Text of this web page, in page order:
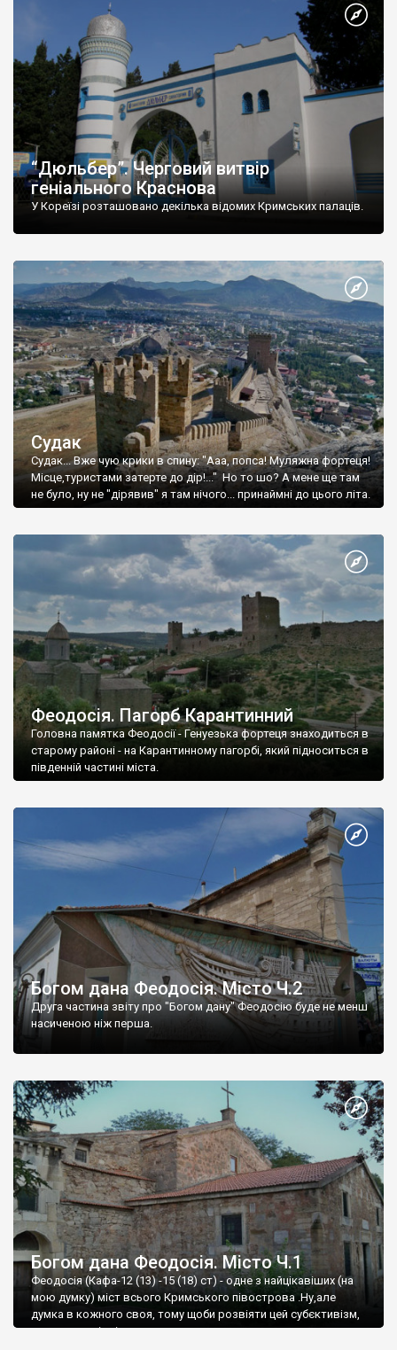
“Дюльбер”. Черговий витвір
геніального Краснова
У Кореїзі розташовано декілька відомих Кримських палаців.
Судак
Судак... Вже чую крики в спину: "Ааа, попса! Муляжна фортеця!
Місце,туристами затерте до дір!..." Но то шо? А мене ще там
не було, ну не "дірявив" я там нічого... принаймні до цього літа.
Феодосія. Пагорб Карантинний
Головна памятка Феодосії - Генуезька фортеця знаходиться в
старому районі - на Карантинному пагорбі, який підноситься в
південній частині міста.
Богом дана Феодосія. Місто Ч.2
Друга частина звіту про "Богом дану" Феодосію буде не менш
насиченою ніж перша.
Богом дана Феодосія. Місто Ч.1
Феодосія (Кафа-12 (13) -15 (18) ст) - одне з найцікавіших (на
мою думку) міст всього Кримського півострова .Ну,але
думка в кожного своя, тому щоби розвіяти цей субєктивізм,
запрошую відвідати це